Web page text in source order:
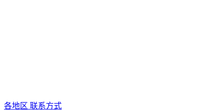
各地区 联系方式